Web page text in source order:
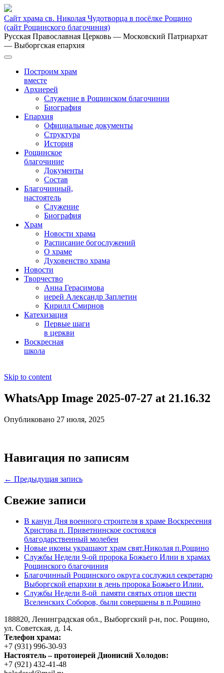
Сайт храма св. Николая Чудотворца в посёлке Рощино
(сайт Рощинского благочиния)
Русская Православная Церковь — Московский Патриархат
— Выборгская епархия
Построим храм
вместе
Архиерей
Служение в Рощинском благочинии
Биография
Епархия
Официальные документы
Структура
История
Рощинское
благочиние
Документы
Состав
Благочинный,
настоятель
Служение
Биография
Храм
Новости храма
Расписание богослужений
О храме
Духовенство храма
Новости
Творчество
Анна Герасимова
иерей Александр Заплетин
Кирилл Смирнов
Катехизация
Первые шаги
в церкви
Воскресная
школа
Skip to content
WhatsApp Image 2025-07-27 at 21.16.32
Опубликовано 27 июля, 2025
Навигация по записям
← Предыдущая запись
Свежие записи
В канун Дня военного строителя в храме Воскресения
Христова п. Приветнинское состоялся
благодарственный молебен
Новые иконы украшают храм свят.Николая п.Рощино
Службы Недели 9-ой пророка Божьего Илии в храмах
Рощинского благочиния
Благочинный Рощинского округа сослужил секретарю
Выборгской епархии в день пророка Божьего Илии.
Службы Недели 8-ой памяти святых отцов шести
Вселенских Соборов, были совершены в п.Рощино
188820, Ленинградская обл., Выборгский р-н, пос. Рощино,
ул. Советская, д. 14.
Телефон храма:
+7 (931) 996-30-93
Настоятель – протоиерей Дионисий Холодов:
+7 (921) 432-41-48